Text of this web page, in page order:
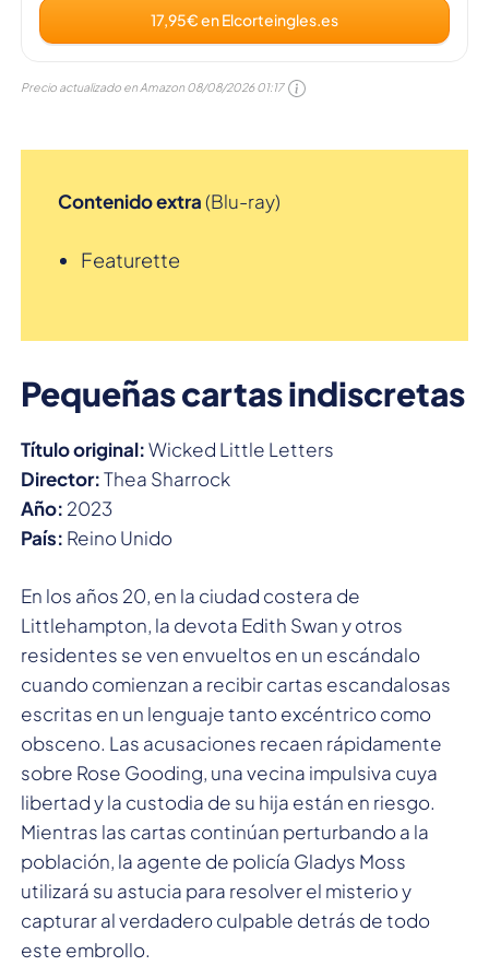
17,95€ en Elcorteingles.es
Precio actualizado en Amazon 08/08/2026 01:17
Contenido extra(Blu-ray)
Featurette
Pequeñas cartas indiscretas
Título original:Wicked Little Letters
Director:Thea Sharrock
Año: 2023
País: Reino Unido
En los años 20, en la ciudad costera de
Littlehampton, la devota Edith Swan y otros
residentes se ven envueltos en un escándalo
cuando comienzan a recibir cartas escandalosas
escritas en un lenguaje tanto excéntrico como
obsceno. Las acusaciones recaen rápidamente
sobre Rose Gooding, una vecina impulsiva cuya
libertad y la custodia de su hija están en riesgo.
Mientras las cartas continúan perturbando a la
población, la agente de policía Gladys Moss
utilizará su astucia para resolver el misterio y
capturar al verdadero culpable detrás de todo
este embrollo.